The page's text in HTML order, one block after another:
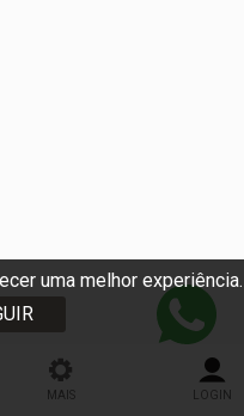
uma melhor experiência.
MAIS LOGIN